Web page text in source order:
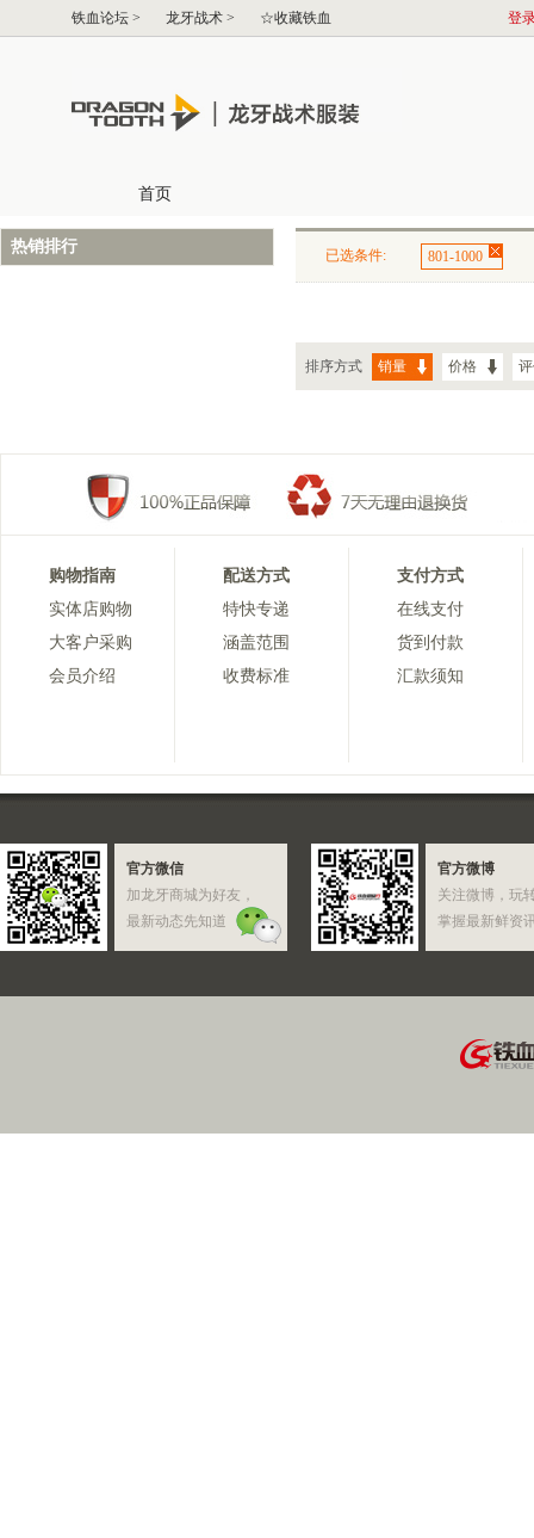
已选条件: 801-1000
排序方式 销量 价格
热销排行
购物指南
实体店购物
大客户采购
会员介绍
配送方式
特快专递
涵盖范围
收费标准
支付方式
在线支付
货到付款
汇款须知
官方微信
加龙牙商城为好友，
最新动态先知道
官方微博
关注微博，玩
掌握最新鲜资